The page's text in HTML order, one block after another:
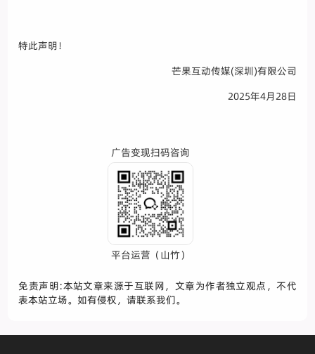
特此声明！
芒果互动传媒(深圳)有限公司
2025年4月28日
广告变现扫码咨询
平台运营（山竹）
免责声明:本站文章来源于互联网，文章为作者独立观点，不代
表本站立场。如有侵权，请联系我们。